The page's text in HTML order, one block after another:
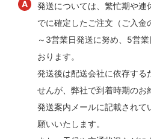
発送については、繁忙期や連
でに確定したご注文（ご入
～3営業日発送に努め、5営
おります。
発送後は配送会社に依存する
せんが、弊社で到着時期のお
発送案内メールに記載されて
願いいたします。